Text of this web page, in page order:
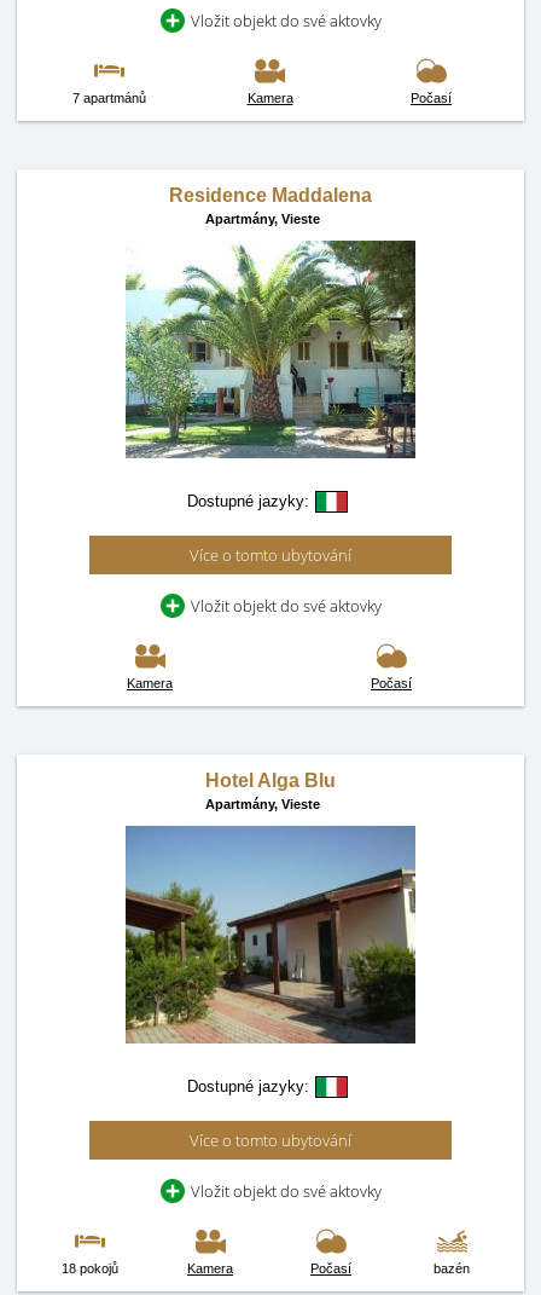
Vložit objekt do své aktovky
7 apartmánů Kamera Počasí
Residence Maddalena
Apartmány, Vieste
Dostupné jazyky:
Více o tomto ubytování
Vložit objekt do své aktovky
Kamera Počasí
Hotel Alga Blu
Apartmány, Vieste
Dostupné jazyky:
Více o tomto ubytování
Vložit objekt do své aktovky
18 pokojů Kamera Počasí bazén